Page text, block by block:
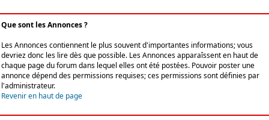
Que sont les Annonces ?
Les Annonces contiennent le plus souvent d'importantes informations; vous
devriez donc les lire dès que possible. Les Annonces apparaîssent en haut de
chaque page du forum dans lequel elles ont été postées. Pouvoir poster une
annonce dépend des permissions requises; ces permissions sont définies par
l'administrateur.
Revenir en haut de page